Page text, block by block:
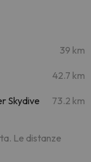
39 km
42.7 km
Skydive 73.2 km
Le distanze